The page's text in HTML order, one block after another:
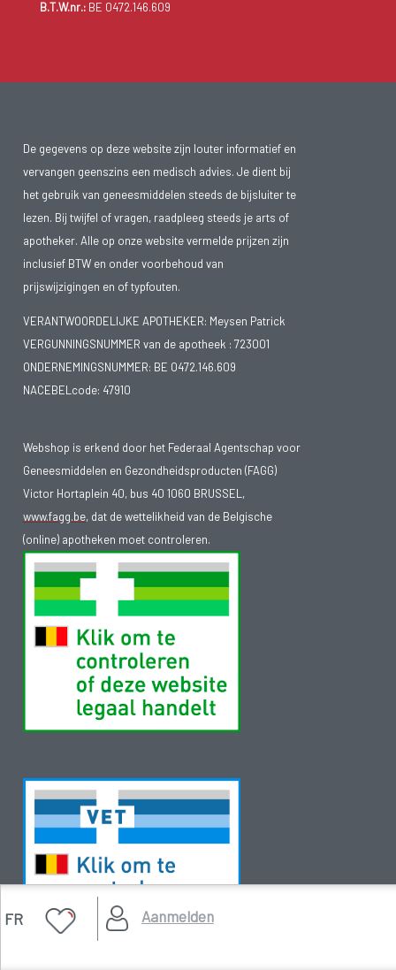
FR Aanmelden
B.T.W.nr.:BE 0472.146.609
De gegevens op deze website zijn louter informatief en
vervangen geenszins een medisch advies. Je dient bij
het gebruik van geneesmiddelen steeds de bijsluiter te
lezen. Bij twijfel of vragen, raadpleeg steeds je arts of
apotheker. Alle op onze website vermelde prijzen zijn
inclusief BTW en onder voorbehoud van
prijswijzigingen en of typfouten.
VERANTWOORDELIJKE APOTHEKER: Meysen Patrick
VERGUNNINGSNUMMER van de apotheek : 723001
ONDERNEMINGSNUMMER: BE 0472.146.609
NACEBELcode: 47910
Webshop is erkend door het Federaal Agentschap voor
Geneesmiddelen en Gezondheidsproducten (FAGG)
Victor Hortaplein 40, bus 40 1060 BRUSSEL,
www.fagg.be, dat de wettelikheid van de Belgische
(online) apotheken moet controleren.